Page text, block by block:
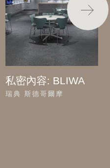
私密內容: BLIWA
瑞典 斯德哥爾摩